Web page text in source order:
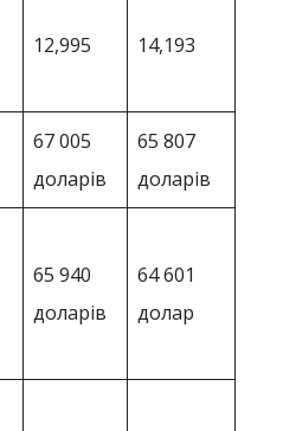
12,995 14,193
67 005
доларів
65 807
доларів
65 940
доларів
64 601
долар